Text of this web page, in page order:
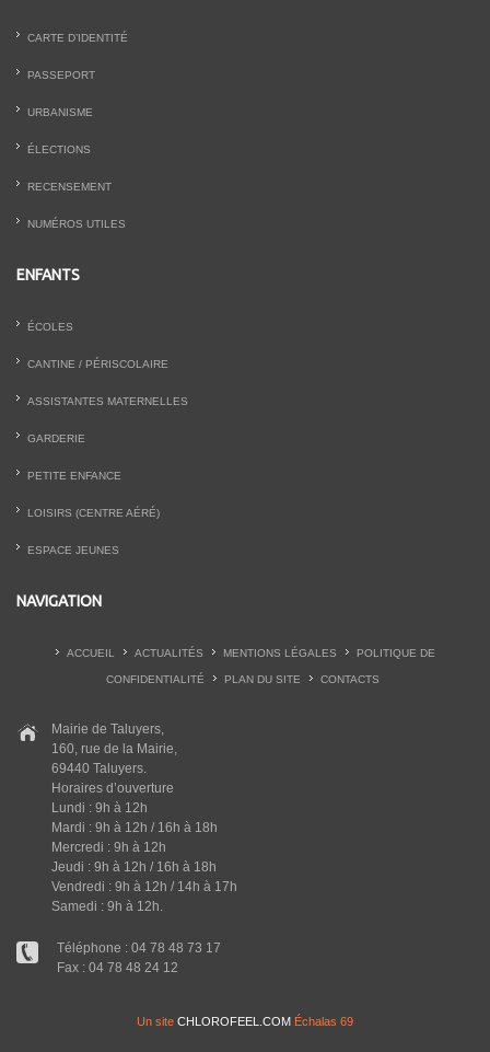
CARTE D’IDENTITÉ
PASSEPORT
URBANISME
ÉLECTIONS
RECENSEMENT
NUMÉROS UTILES
ENFANTS
ÉCOLES
CANTINE / PÉRISCOLAIRE
ASSISTANTES MATERNELLES
GARDERIE
PETITE ENFANCE
LOISIRS (CENTRE AÉRÉ)
ESPACE JEUNES
NAVIGATION
ACCUEIL ACTUALITÉS MENTIONS LÉGALES POLITIQUE DE
CONFIDENTIALITÉ PLAN DU SITE CONTACTS
Mairie de Taluyers,
160, rue de la Mairie,
69440 Taluyers.
Horaires d’ouverture
Lundi : 9h à 12h
Mardi : 9h à 12h / 16h à 18h
Mercredi : 9h à 12h
Jeudi : 9h à 12h / 16h à 18h
Vendredi : 9h à 12h / 14h à 17h
Samedi : 9h à 12h.
Téléphone : 04 78 48 73 17
Fax : 04 78 48 24 12
Un site CHLOROFEEL.COM Échalas 69